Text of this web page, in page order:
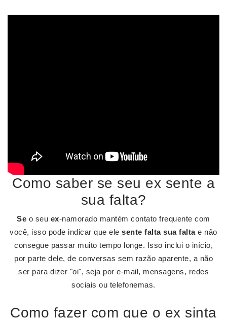
Como saber se seu ex sente a
sua falta?
Se o seu ex-namorado mantém contato frequente com
você, isso pode indicar que elesente falta sua faltae não
consegue passar muito tempo longe. Isso inclui o início,
por parte dele, de conversas sem razão aparente, a não
ser para dizer "oi", seja por e-mail, mensagens, redes
sociais ou telefonemas.
Como fazer com que o ex sinta